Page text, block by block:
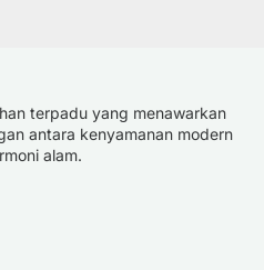
terpadu yang menawarkan
antara kenyamanan modern
alam.